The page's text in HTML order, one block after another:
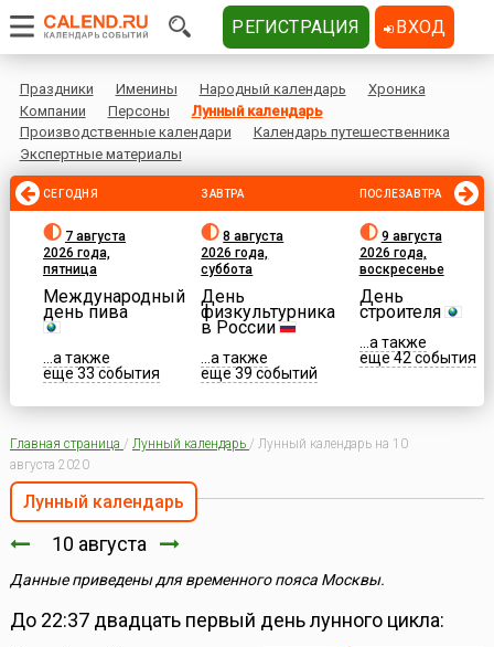
Праздники Именины Народный календарь
Хроника
Компании
Персоны
Лунный календарь
Производственные календари
Календарь путешественника
Экспертные материалы
СЕГОДНЯ
7 августа
2026 года,
пятница
Международный
день пива
...а также
еще 33 события
ЗАВТРА
8 августа
2026 года,
суббота
День
физкультурника
в России
...а также
еще 39 событий
ПОСЛЕЗАВТРА
9 августа
2026 года,
воскресенье
День
строителя
...а также
еще 42 события
Главная страница / Лунный календарь / Лунный календарь на 10
августа 2020
Лунный календарь
10 августа
Данные приведены для временного пояса Москвы.
До 22:37 двадцать первый день лунного цикла:
РЕГИСТРАЦИЯ ВХОД